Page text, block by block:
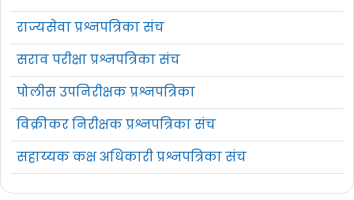
राज्यसेवा प्रश्नपत्रिका संच
सराव परीक्षा प्रश्नपत्रिका संच
पोलीस उपनिरीक्षक प्रश्नपत्रिका
विक्रीकर निरीक्षक प्रश्नपत्रिका संच
सहाय्यक कक्ष अधिकारी प्रश्नपत्रिका संच